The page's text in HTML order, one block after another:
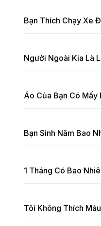
Bạn Thích Chạy Xe
Người Ngoài Kia Là
Áo Của Bạn Có Mấy
Bạn Sinh Năm Bao
1 Tháng Có Bao
Tôi Không Thích